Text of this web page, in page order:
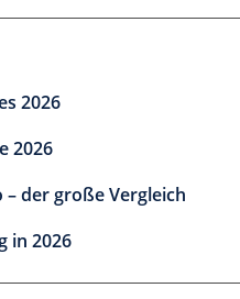
2026
2026
– der große Vergleich
in 2026